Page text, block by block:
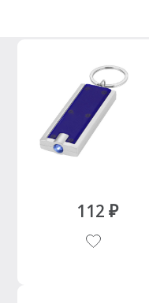
112 ₽